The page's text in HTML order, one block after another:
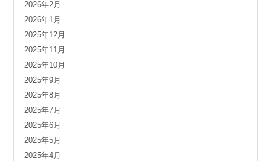
2026年2月
2026年1月
2025年12月
2025年11月
2025年10月
2025年9月
2025年8月
2025年7月
2025年6月
2025年5月
2025年4月